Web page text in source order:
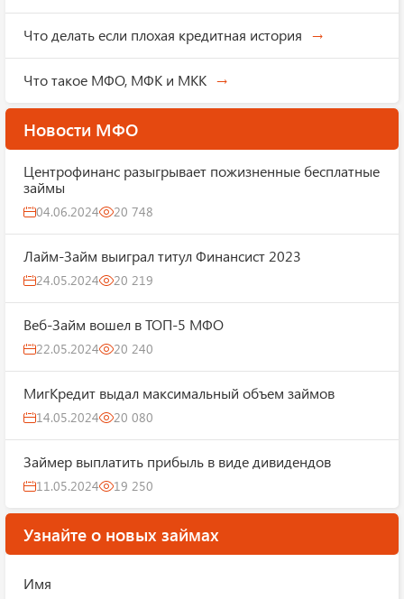
Что делать если плохая кредитная история
Что такое МФО, МФК и МКК
Новости МФО
Центрофинанс разыгрывает пожизненные бесплатные
займы
04.06.2024 20 748
Лайм-Займ выиграл титул Финансист 2023
24.05.2024 20 219
Веб-Займ вошел в ТОП-5 МФО
22.05.2024 20 240
МигКредит выдал максимальный объем займов
14.05.2024 20 080
Займер выплатить прибыль в виде дивидендов
11.05.2024 19 250
Узнайте о новых займах
Имя